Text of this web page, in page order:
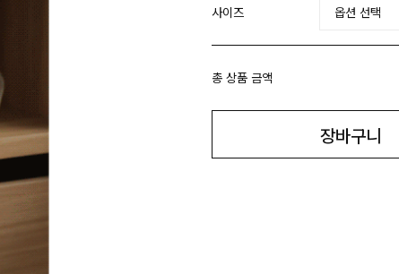
사이즈
총 상품 금액
장바구니